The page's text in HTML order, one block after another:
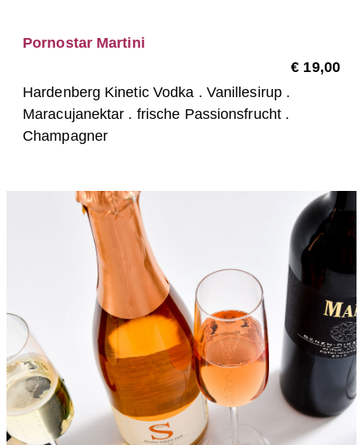
Pornostar Martini
€ 19,00
Hardenberg Kinetic Vodka . Vanillesirup .
Maracujanektar . frische Passionsfrucht .
Champagner